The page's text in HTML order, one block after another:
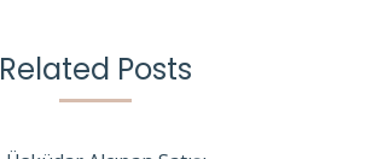
Related Posts